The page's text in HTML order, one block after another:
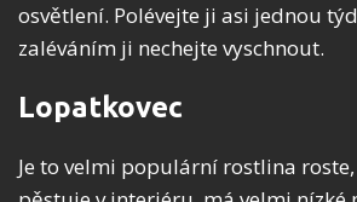
osvětlení. Polévejte ji asi jednou
zaléváním ji nechejte vyschnout.
Lopatkovec
Je to velmi populární rostlina